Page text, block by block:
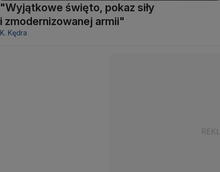
"Wyjątkowe święto, pokaz siły
i zmodernizowanej armii"
K. Kędra